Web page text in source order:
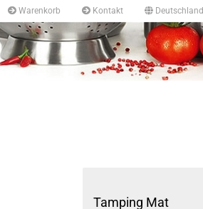
Warenkorb Kontakt Deutschland
Tamping Mat